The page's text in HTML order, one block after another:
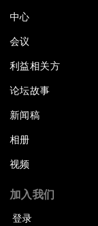
中心
会议
利益相关方
论坛故事
新闻稿
相册
视频
加入我们
登录